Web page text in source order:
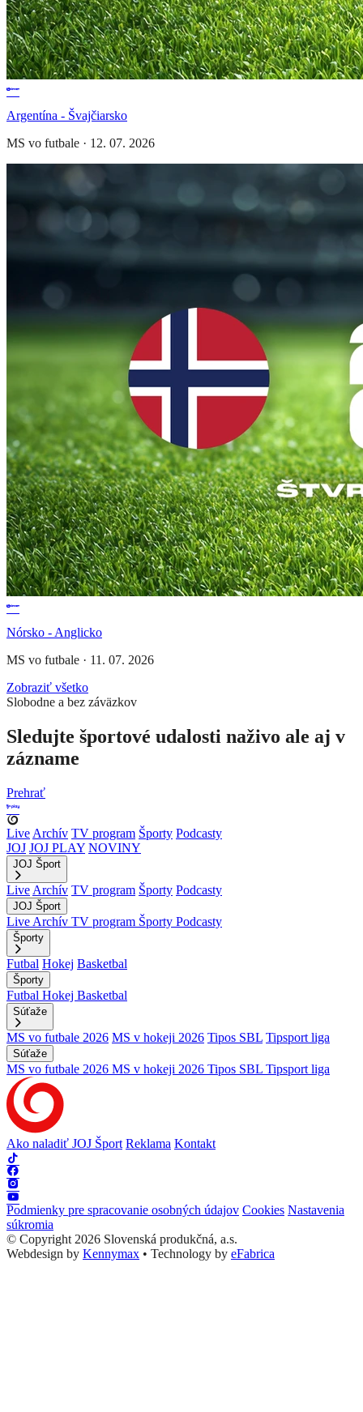
Argentína - Švajčiarsko
MS vo futbale · 12. 07. 2026
Nórsko - Anglicko
MS vo futbale · 11. 07. 2026
Zobraziť všetko
Slobodne a bez záväzkov
Sledujte športové udalosti naživo ale aj v
zázname
Prehrať
Live Archív TV program Športy Podcasty
JOJ JOJ PLAY NOVINY
JOJ Šport
Live Archív TV program Športy Podcasty
JOJ Šport
Live Archív TV program Športy Podcasty
Športy
Futbal Hokej Basketbal
Športy
Futbal Hokej Basketbal
Súťaže
MS vo futbale 2026 MS v hokeji 2026 Tipos SBL Tipsport liga
Súťaže
MS vo futbale 2026 MS v hokeji 2026 Tipos SBL Tipsport liga
Ako naladiť JOJ Šport Reklama Kontakt
Podmienky pre spracovanie osobných údajov Cookies Nastavenia
súkromia
© Copyright 2026 Slovenská produkčná, a.s.
Webdesign by Kennymax • Technology by eFabrica